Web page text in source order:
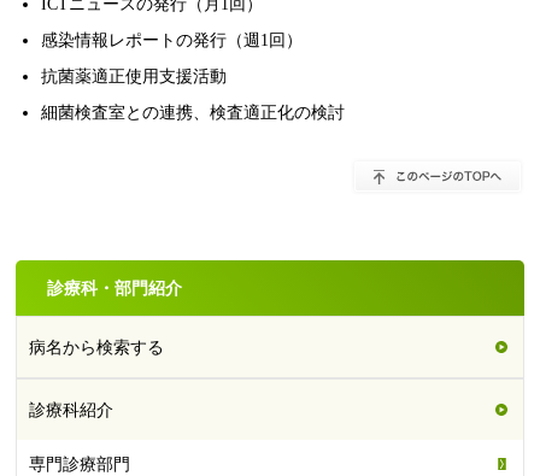
感染情報レポートの発行（週1回）
抗菌薬適正使用支援活動
細菌検査室との連携、検査適正化の検討
診療科・部門紹介
病名から検索する
診療科紹介
専門診療部門